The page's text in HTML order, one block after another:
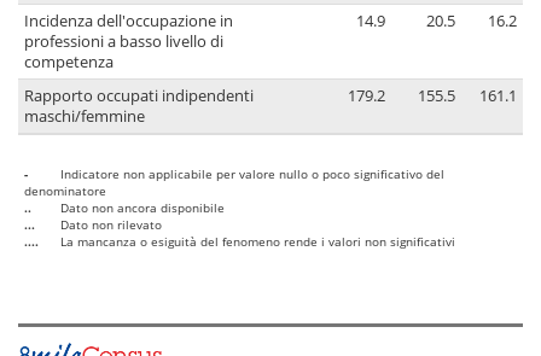
Incidenza dell'occupazione in
professioni a basso livello di
competenza
14.9 20.5 16.2
Rapporto occupati indipendenti
maschi/femmine
179.2 155.5 161.1
-
Indicatore non applicabile per valore nullo o poco significativo del
denominatore
..
Dato non ancora disponibile
...
Dato non rilevato
....
La mancanza o esiguità del fenomeno rende i valori non significativi